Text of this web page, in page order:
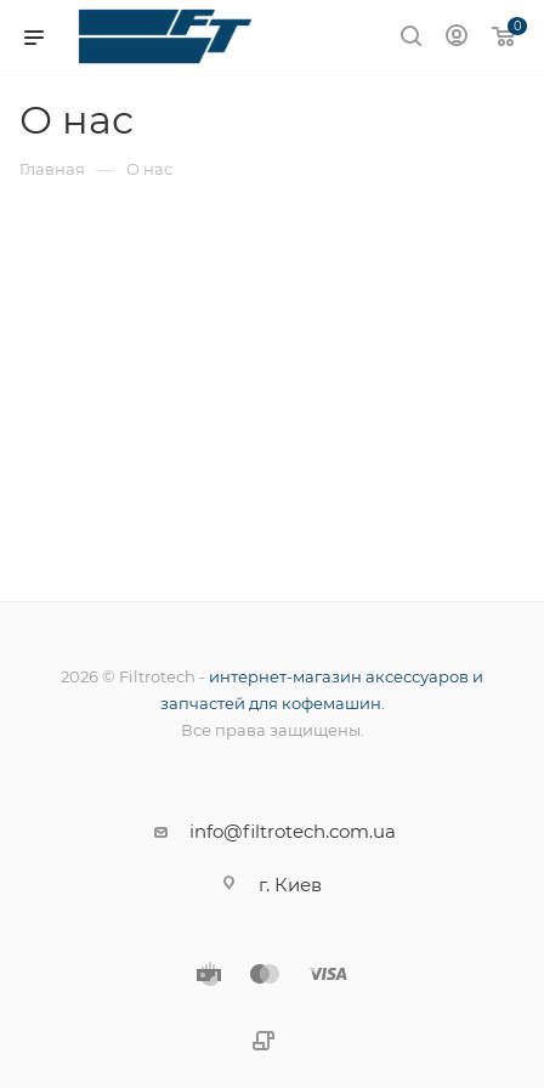
0
О нас
Главная — О нас
2026 © Filtrotech - интернет-магазин аксессуаров и
запчастей для кофемашин.
Все права защищены.
info@filtrotech.com.ua
г. Киев